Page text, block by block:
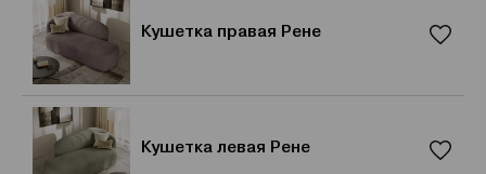
Кушетка правая Рене
Кушетка левая Рене